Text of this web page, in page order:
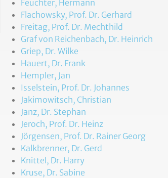
Feuchter, Hermann
Flachowsky, Prof. Dr. Gerhard
Freitag, Prof. Dr. Mechthild
Graf von Reichenbach, Dr. Heinrich
Griep, Dr. Wilke
Hauert, Dr. Frank
Hempler, Jan
Isselstein, Prof. Dr. Johannes
Jakimowitsch, Christian
Janz, Dr. Stephan
Jeroch, Prof. Dr. Heinz
Jörgensen, Prof. Dr. Rainer Georg
Kalkbrenner, Dr. Gerd
Knittel, Dr. Harry
Kruse, Dr. Sabine